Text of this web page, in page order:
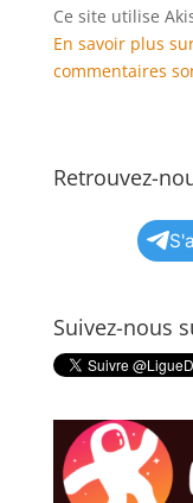
Ce site utilise
En savoir plus
commentaires
Retrouvez-
Suivez-nous